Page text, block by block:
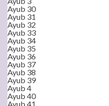
Ayub 30
Ayub 31
Ayub 32
Ayub 33
Ayub 34
Ayub 35
Ayub 36
Ayub 37
Ayub 38
Ayub 39
Ayub 4
Ayub 40
Ayub 41